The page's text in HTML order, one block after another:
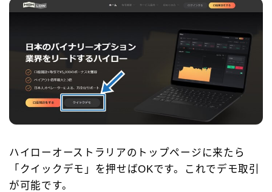
ハイローオーストラリアのトップページに来たら
「クイックデモ」を押せばOKです。これでデモ取引
が可能です。